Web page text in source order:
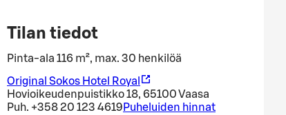
Tilan tiedot
Pinta-ala 116 m², max. 30 henkilöä
Original Sokos Hotel Royal
Hovioikeudenpuistikko 18, 65100 Vaasa
Puh. +358 20 123 4619 Puheluiden hinnat